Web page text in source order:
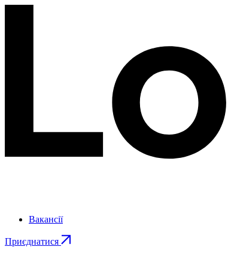
Вакансії
Приєднатися